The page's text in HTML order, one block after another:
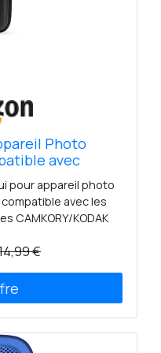
Photo
avec
FZ55/pour
pour Canon IXUS
pour Appareil
(Noir)
pour appareil photo
avec les
CAMKORY/KODAK
facilement dans
extérieures : 13,2 x
: Cet étui pour
fabriqué en coque
d'étanchéité, de
€